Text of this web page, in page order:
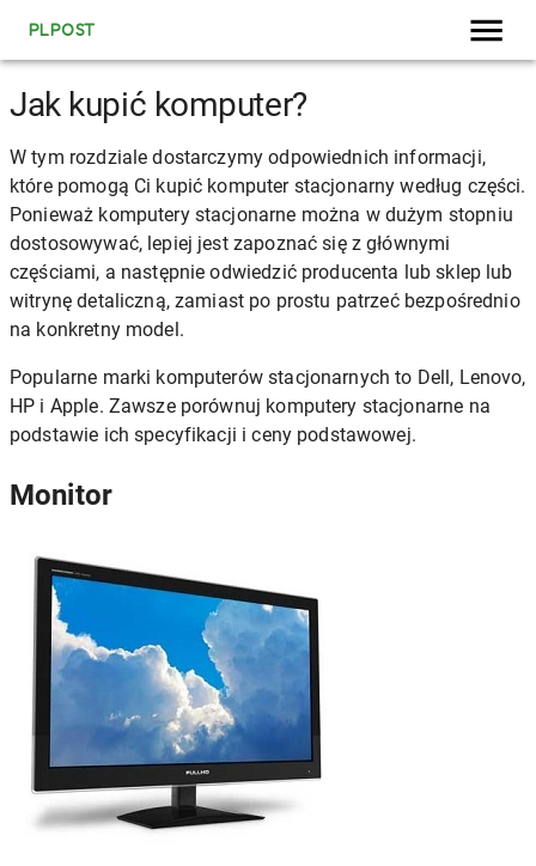
PLPOST
Jak kupić komputer?
W tym rozdziale dostarczymy odpowiednich informacji,
które pomogą Ci kupić komputer stacjonarny według części.
Ponieważ komputery stacjonarne można w dużym stopniu
dostosowywać, lepiej jest zapoznać się z głównymi
częściami, a następnie odwiedzić producenta lub sklep lub
witrynę detaliczną, zamiast po prostu patrzeć bezpośrednio
na konkretny model.
Popularne marki komputerów stacjonarnych to Dell, Lenovo,
HP i Apple. Zawsze porównuj komputery stacjonarne na
podstawie ich specyfikacji i ceny podstawowej.
Monitor